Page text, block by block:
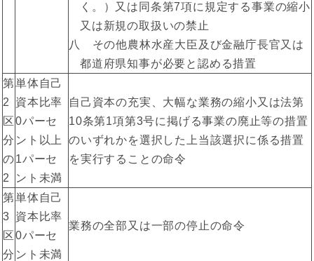
く。）又は同条第7項に規定する事業の縮小
又は新規の取扱いの禁止
八 その他農林水産大臣及び金融庁長官又は
都道府県知事が必要と認める措置
第
2
区
分
の
2
単体自己
資本比率
0パーセ
ント以上
1パーセ
ント未満
自己資本の充実、大幅な業務の縮小又は法第
10条第1項第3号に掲げる事業の廃止等の措置
のいずれかを選択した上当該選択に係る措置
を実行することの命令
第
3
区
分
単体自己
資本比率
0パーセ
ント未満
業務の全部又は一部の停止の命令